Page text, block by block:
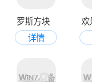
罗斯方块
详情